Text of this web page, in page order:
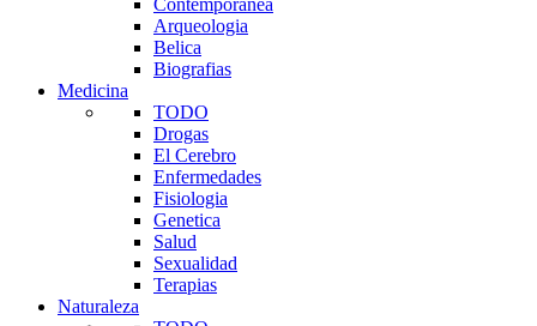
Arqueologia
Belica
Biografias
Medicina
TODO
Drogas
El Cerebro
Enfermedades
Fisiologia
Genetica
Salud
Sexualidad
Terapias
Naturaleza